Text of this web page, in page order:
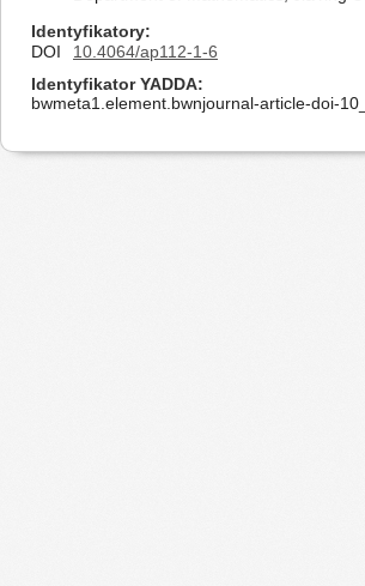
Identyfikatory
DOI
10.4064/ap112-1-6
Identyfikator YADDA
bwmeta1.element.bwnjournal-article-doi-